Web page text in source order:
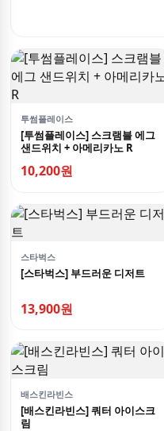
투썸플레이스
[투썸플레이스] 스크램블 에그
샌드위치 + 아메리카노 R
10,200원
스타벅스
[스타벅스] 부드러운 디저트
13,900원
배스킨라빈스
[배스킨라빈스] 쿼터 아이스크
림